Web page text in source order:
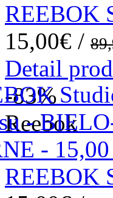
REEBOK
15,00€ /
Detail
-83%
Reebok
REEBOK